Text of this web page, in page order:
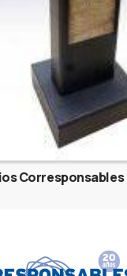
Corresponsables